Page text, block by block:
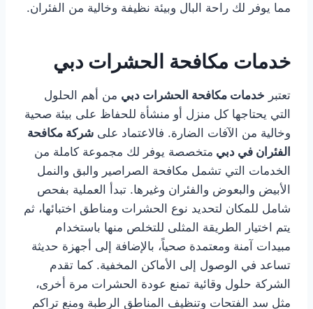
مما يوفر لك راحة البال وبيئة نظيفة وخالية من الفئران.
خدمات مكافحة الحشرات دبي
تعتبر خدمات مكافحة الحشرات دبي من أهم الحلول
التي يحتاجها كل منزل أو منشأة للحفاظ على بيئة صحية
وخالية من الآفات الضارة. فالاعتماد على شركة مكافحة
الفئران في دبي متخصصة يوفر لك مجموعة كاملة من
الخدمات التي تشمل مكافحة الصراصير والبق والنمل
الأبيض والبعوض والفئران وغيرها. تبدأ العملية بفحص
شامل للمكان لتحديد نوع الحشرات ومناطق اختبائها، ثم
يتم اختيار الطريقة المثلى للتخلص منها باستخدام
مبيدات آمنة ومعتمدة صحياً، بالإضافة إلى أجهزة حديثة
تساعد في الوصول إلى الأماكن المخفية. كما تقدم
الشركة حلول وقائية تمنع عودة الحشرات مرة أخرى،
مثل سد الفتحات وتنظيف المناطق الرطبة ومنع تراكم